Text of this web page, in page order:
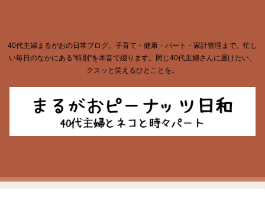
40代主婦まるがおの日常ブログ。子育て・健康・パート・家計管理まで、忙し
い毎日のなかにある"特別"を本音で綴ります。同じ40代主婦さんに届けたい、
クスッと笑えるひとことを。